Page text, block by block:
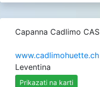
Capanna Cadlimo CAS
www.cadlimohuette.ch
Leventina
Prikazati na karti